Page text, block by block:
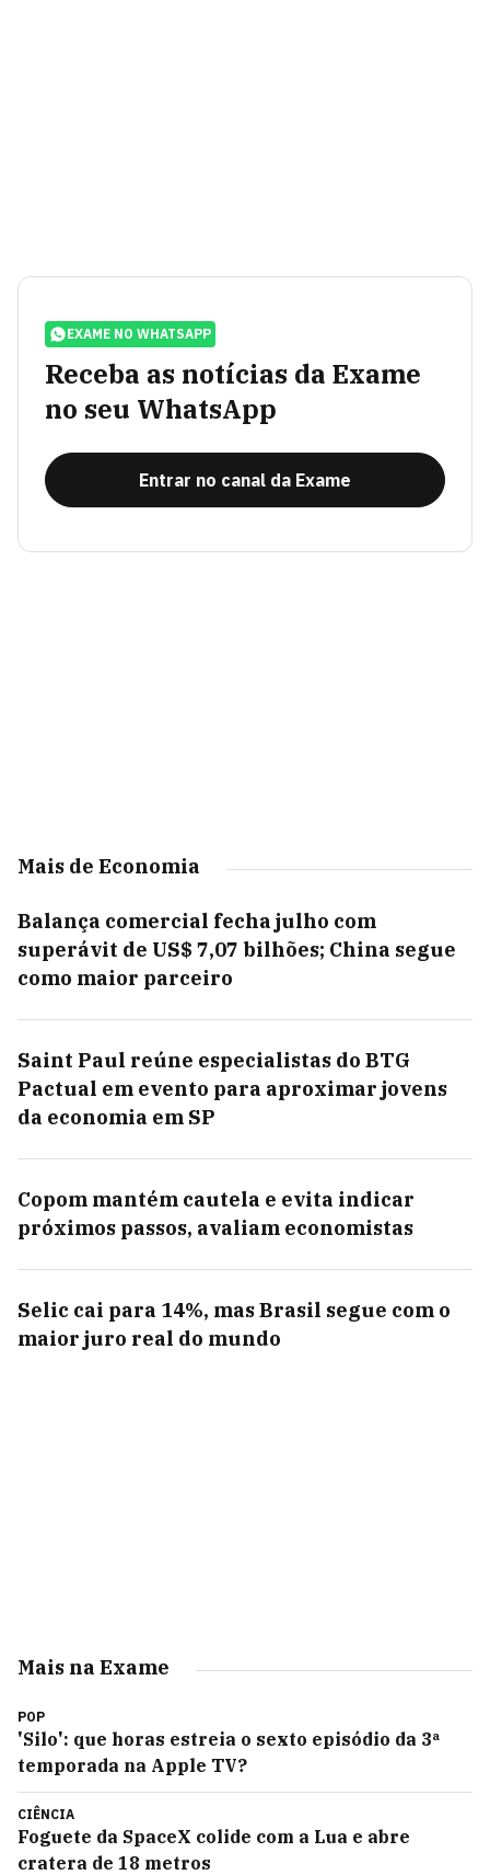
EXAME NO WHATSAPP
Receba as notícias da Exame
no seu WhatsApp
Entrar no canal da Exame
Mais de Economia
Balança comercial fecha julho com
superávit de US$ 7,07 bilhões; China segue
como maior parceiro
Saint Paul reúne especialistas do BTG
Pactual em evento para aproximar jovens
da economia em SP
Copom mantém cautela e evita indicar
próximos passos, avaliam economistas
Selic cai para 14%, mas Brasil segue com o
maior juro real do mundo
Mais na Exame
POP
'Silo': que horas estreia o sexto episódio da 3ª
temporada na Apple TV?
CIÊNCIA
Foguete da SpaceX colide com a Lua e abre
cratera de 18 metros